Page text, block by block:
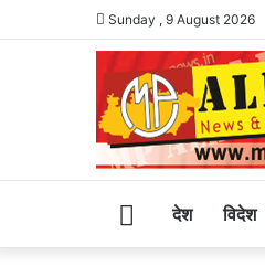
Sunday , 9 August 2026
Homeदेश विदेश